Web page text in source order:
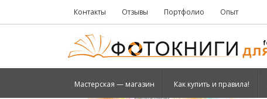
Контакты Отзывы Портфолио Опыт
Мастерская — магазин Как купить и правила!